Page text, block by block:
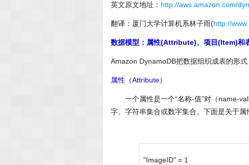
英文原文地址： http://aws.amazon.com/
翻译：厦门大学计算机系林子雨(http://
数据模型：属性(Attribute)、项目(Item)和
Amazon DynamoDB把数据组织成表的形
属性（Attribute）
一个属性是一个“名称-值”对（name-
字、字符串集合或数字集合。下面是关于属
"ImageID" = 1